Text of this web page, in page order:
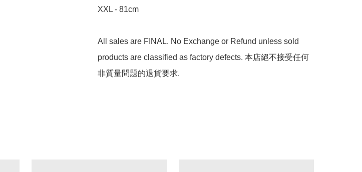
XXL - 81cm
All sales are FINAL. No Exchange or Refund unless sold
products are classified as factory defects. 本店絕不接受任何
非質量問題的退貨要求.